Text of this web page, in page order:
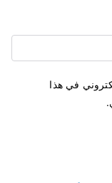
في هذا